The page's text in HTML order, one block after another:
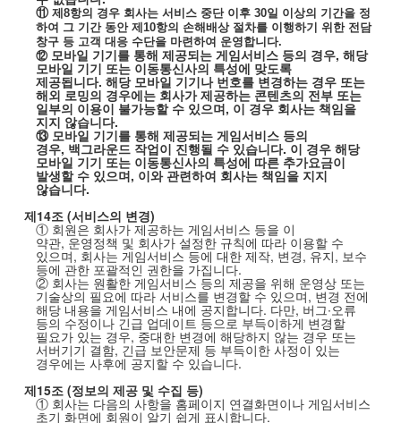
⑪ 제 8항의 경우 회사는 서비스 중단 이후30일 이상의 기간을 정
하여 그 기간 동안 제 10항의 손해배상 절차를 이행하기 위한 전담
창구 등 고객 대응 수단을 마련하여 운영합니다.
⑫ 모바일 기기를 통해 제공되는 게임서비스 등의 경우, 해당
모바일 기기 또는 이동통신사의 특성에 맞도록
제공됩니다. 해당 모바일 기기나 번호를 변경하는 경우 또는
해외 로밍의 경우에는 회사가 제공하는 콘텐츠의 전부 또는
일부의 이용이 불가능할 수 있으며, 이 경우 회사는 책임을
지지 않습니다.
⑬ 모바일 기기를 통해 제공되는 게임서비스 등의
경우, 백그라운드 작업이 진행될 수 있습니다. 이 경우 해당
모바일 기기 또는 이동통신사의 특성에 따른 추가요금이
발생할 수 있으며, 이와 관련하여 회사는 책임을 지지
않습니다.
제14조(서비스의 변경)
① 회원은 회사가 제공하는 게임서비스 등을 이
약관, 운영정책 및 회사가 설정한 규칙에 따라 이용할 수
있으며, 회사는 게임서비스 등에 대한 제작, 변경, 유지, 보수
등에 관한 포괄적인 권한을 가집니다.
② 회사는 원활한 게임서비스 등의 제공을 위해 운영상 또는
기술상의 필요에 따라 서비스를 변경할 수 있으며, 변경 전에
해당 내용을 게임서비스 내에 공지합니다. 다만, 버그∙오류
등의 수정이나 긴급 업데이트 등으로 부득이하게 변경할
필요가 있는 경우, 중대한 변경에 해당하지 않는 경우 또는
서버기기 결함, 긴급 보안문제 등 부득이한 사정이 있는
경우에는 사후에 공지할 수 있습니다.
제15조(정보의 제공 및 수집 등)
① 회사는 다음의 사항을 홈페이지 연결화면이나 게임서비스
초기 화면에 회원이 알기 쉽게 표시합니다.